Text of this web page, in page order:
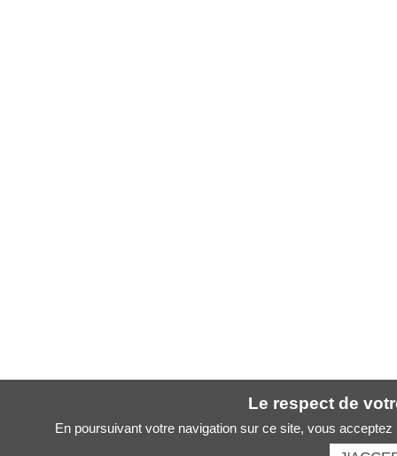
Le respect de
En poursuivant votre navigation sur ce site, vous